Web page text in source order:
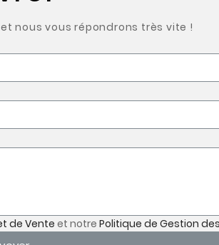
nous vous répondrons très vite !
de Vente et notre Politique de Gestion